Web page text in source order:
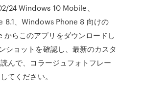
24 Windows 10 Mobile、
8.1、Windows Phone 8 向けの
らこのアプリをダウンロードし
ショットを確認し、最新のカスタ
んで、コラージュフォトフレー
てください。